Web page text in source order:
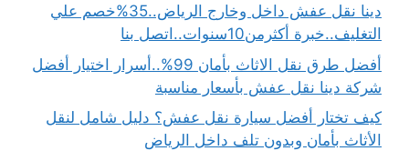
دينا نقل عفش داخل وخارج الرياض..35%خصم علي
التغليف..خبرة أكثرمن10سنوات..اتصل بنا
أفضل طرق نقل الاثاث بأمان 99%..أسرار اختيار أفضل
شركة دينا نقل عفش بأسعار مناسبة
كيف تختار أفضل سيارة نقل عفش؟ دليل شامل لنقل
الأثاث بأمان وبدون تلف داخل الرياض